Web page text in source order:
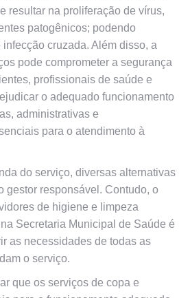
resultar na proliferação de vírus,
patogênicos; podendo
cruzada. Além disso, a
pode comprometer a segurança
profissionais de saúde e
o adequado funcionamento
administrativas e
para o atendimento à
do serviço, diversas alternativas
gestor responsável. Contudo, o
de higiene e limpeza
Secretaria Municipal de Saúde é
as necessidades de todas as
o serviço.
que os serviços de copa e